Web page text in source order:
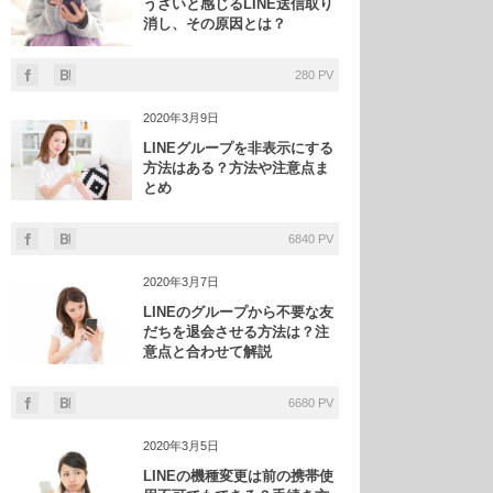
うざいと感じるLINE送信取り
消し、その原因とは？
280 PV
2020年3月9日
LINEグループを非表示にする
方法はある？方法や注意点ま
とめ
6840 PV
2020年3月7日
LINEのグループから不要な友
だちを退会させる方法は？注
意点と合わせて解説
6680 PV
2020年3月5日
LINEの機種変更は前の携帯使